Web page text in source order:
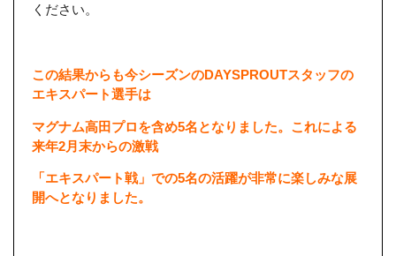
ください。
この結果からも今シーズンのDAYSPROUTスタッフの
エキスパート選手は
マグナム高田プロを含め5名となりました。これによる
来年2月末からの激戦
「エキスパート戦」での5名の活躍が非常に楽しみな展
開へとなりました。